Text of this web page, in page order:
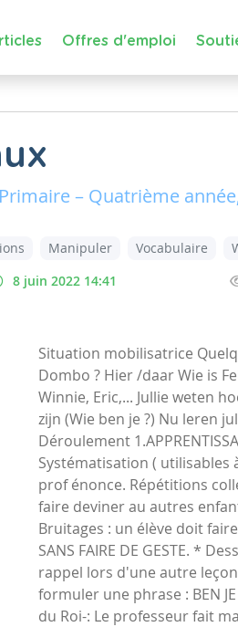
Offres d'emploi
Primaire – Quatrième
Manipuler Vocabulaire
8 juin 2022 14:41
Situation mobilisatrice
Dombo ? Hier /daar Wie is
Winnie, Eric,... Jullie weten
zijn (Wie ben je ?) Nu leren
Déroulement
Systématisation ( utilisables
prof énonce. Répétitions
faire deviner au autres
Bruitages : un élève doit
SANS FAIRE DE GESTE. *
rappel lors d'une autre
formuler une phrase : BEN
du Roi-: Le professeur fait